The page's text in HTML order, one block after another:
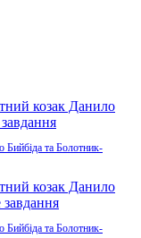
Бийбіда та Болотник-
Бийбіда та Болотник-